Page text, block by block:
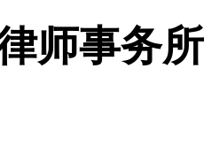
师事务所